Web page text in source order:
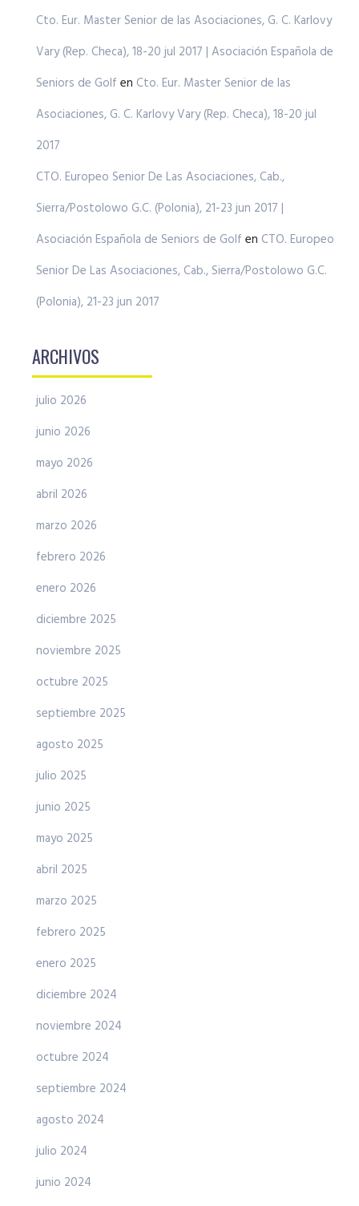
Cto. Eur. Master Senior de las Asociaciones, G. C. Karlovy
Vary (Rep. Checa), 18-20 jul 2017 | Asociación Española de
Seniors de Golf en Cto. Eur. Master Senior de las
Asociaciones, G. C. Karlovy Vary (Rep. Checa), 18-20 jul
2017
CTO. Europeo Senior De Las Asociaciones, Cab.,
Sierra/Postolowo G.C. (Polonia), 21-23 jun 2017 |
Asociación Española de Seniors de Golf en CTO. Europeo
Senior De Las Asociaciones, Cab., Sierra/Postolowo G.C.
(Polonia), 21-23 jun 2017
ARCHIVOS
julio 2026
junio 2026
mayo 2026
abril 2026
marzo 2026
febrero 2026
enero 2026
diciembre 2025
noviembre 2025
octubre 2025
septiembre 2025
agosto 2025
julio 2025
junio 2025
mayo 2025
abril 2025
marzo 2025
febrero 2025
enero 2025
diciembre 2024
noviembre 2024
octubre 2024
septiembre 2024
agosto 2024
julio 2024
junio 2024